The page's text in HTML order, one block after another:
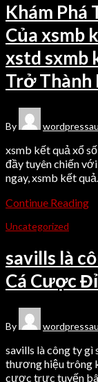
Khám Phá
Của xsmb
xstd sxmb
Trở Thành
By
xsmb kết quả xổ
đầy tuyên chiến
ngay, xsmb kết
Continue Reading
Uncategorized
savills là
Cá Cược
By
savills là công ty gì
thương hiệu trông
cược trực tuyến